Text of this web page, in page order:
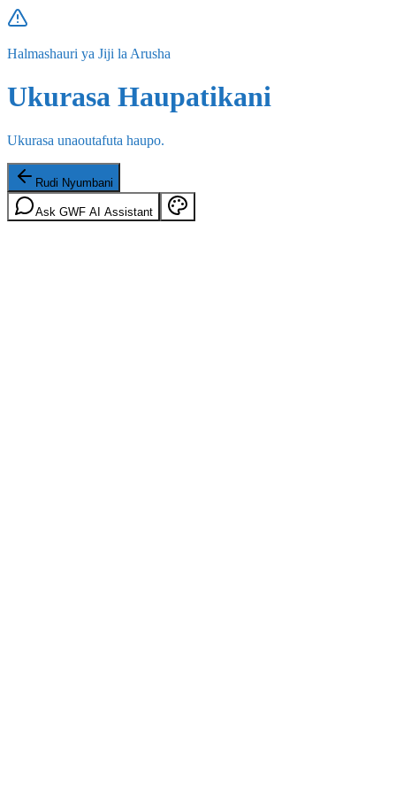
Halmashauri ya Jiji la Arusha
Ukurasa Haupatikani
Ukurasa unaoutafuta haupo.
Rudi Nyumbani
Ask GWF AI Assistant